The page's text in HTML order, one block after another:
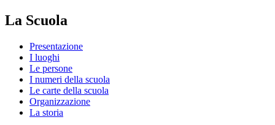
La Scuola
Presentazione
I luoghi
Le persone
I numeri della scuola
Le carte della scuola
Organizzazione
La storia